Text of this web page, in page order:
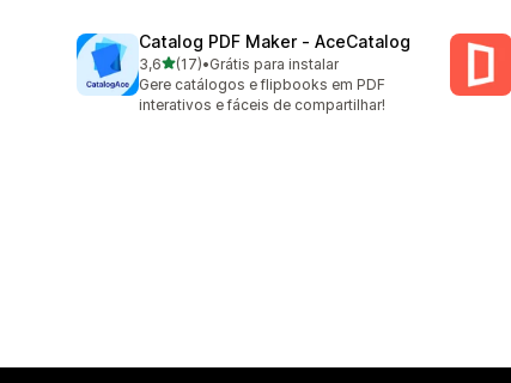
Catalog PDF Maker ‑ AceCatalog
3,6de 5 estrelas
(17)
17 avaliações ao todo
•Grátis para instalar
Gere catálogos e flipbooks em PDF
interativos e fáceis de compartilhar!